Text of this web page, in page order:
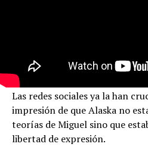
Las redes sociales ya la han
impresión de que Alaska no
teorías de Miguel sino que
libertad de expresión.